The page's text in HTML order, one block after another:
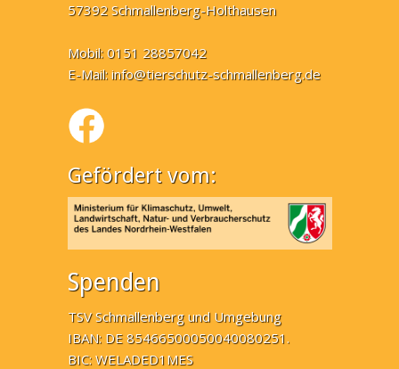
57392 Schmallenberg-Holthausen
Mobil: 0151 28857042
E-Mail:info@tierschutz-schmallenberg.de
Gefördert vom:
Spenden
TSV Schmallenberg und Umgebung
IBAN: DE 85466500050040080251.
BIC: WELADED1MES